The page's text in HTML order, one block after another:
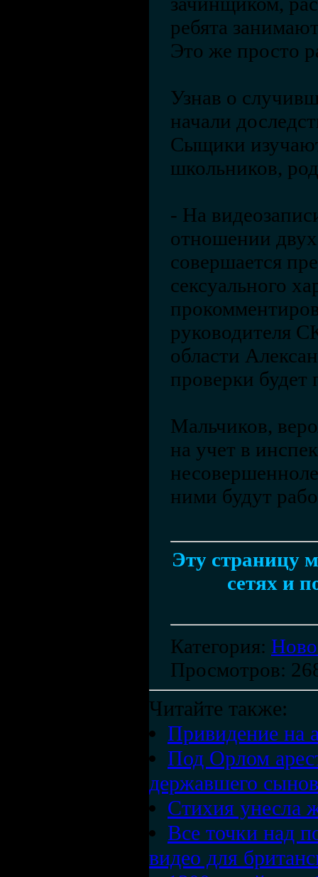
ребята
Это же просто
Узнав о
начали
Сыщики
школьников,
- На
отношении
совершается
сексуального
руководителя
области
проверки
Мальчиков,
на учет в
ними будут
Эту страницу
сетях и
Категория:
Просмотров:
Читайте также:
Привидение на
Под Орлом
державшего
Стихия унесла
Все точки над
видео для